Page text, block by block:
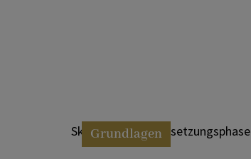
Grundlagen
Skizzen für die Umsetzungsphase